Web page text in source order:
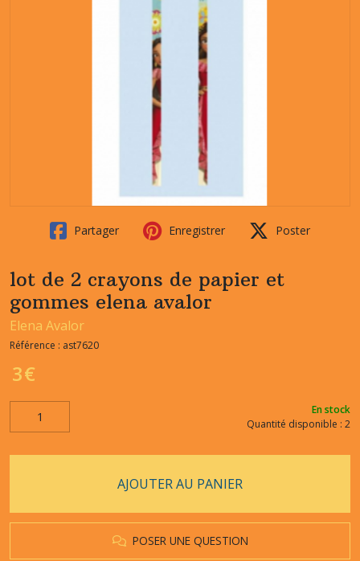
Partager Enregistrer Poster
lot de 2 crayons de papier et
gommes elena avalor
Elena Avalor
Référence : ast7620
3€
En stock
Quantité disponible : 2
AJOUTER AU PANIER
POSER UNE QUESTION